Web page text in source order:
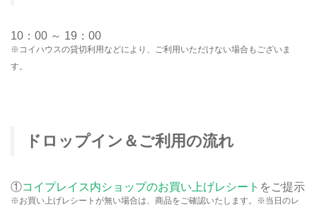
10：00 ～ 19：00
※コイハウスの貸切利用などにより、ご利用いただけない場合もございま
す。
ドロップイン＆ご利用の流れ
①コイプレイス内ショップのお買い上げレシート をご提示
※お買い上げレシートが無い場合は、商品をご確認いたします。※当日のレ